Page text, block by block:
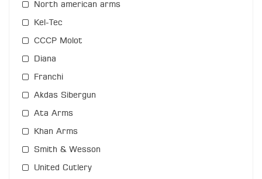
North american arms
Kel-Tec
СССР Molot
Diana
Franchi
Akdas Sibergun
Ata Arms
Khan Arms
Smith & Wesson
United Cutlery